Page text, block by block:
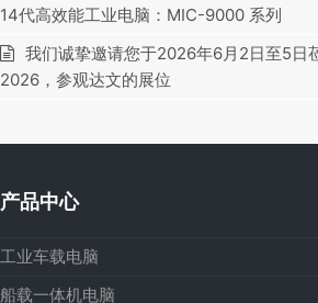
14代高效能工业电脑：MIC-9000 系列
我们诚挚邀请您于2026年6月2日至5日
2026，参观达文的展位
产品中心
工业车载电脑
船载一体机电脑